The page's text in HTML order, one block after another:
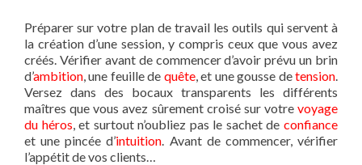
Préparer sur votre plan de travail les outils qui servent à
la création d’une session, y compris ceux que vous avez
créés. Vérifier avant de commencer d’avoir prévu un brin
d’ambition, une feuille de quête, et une gousse detension.
Versez dans des bocaux transparents les différents
maîtres que vous avez sûrement croisé sur votre voyage
du héros, et surtout n’oubliez pas le sachet deconfiance
et une pincée d’intuition. Avant de commencer, vérifier
l’appétit de vos clients…